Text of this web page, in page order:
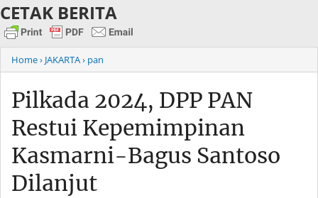
CETAK BERITA
Home› JAKARTA› pan
Pilkada 2024, DPP PAN
Restui Kepemimpinan
Kasmarni-Bagus Santoso
Dilanjut